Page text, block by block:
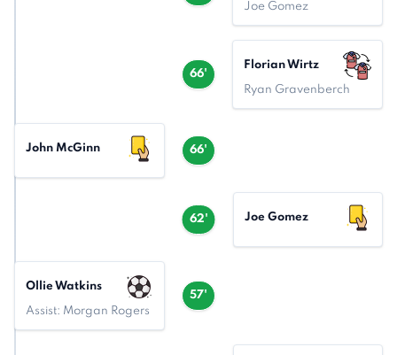
Joe Gomez
66'
Florian Wirtz
Ryan Gravenberch
66'
John McGinn
62' Joe Gomez
57'
Ollie Watkins
Assist: Morgan Rogers